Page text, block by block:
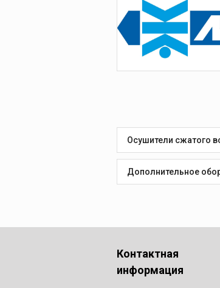
Осушители сжатого
Дополнительное
Контактная
информация